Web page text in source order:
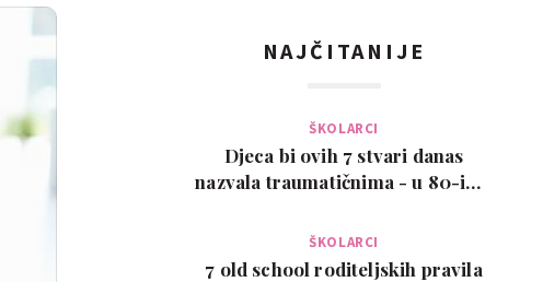
NAJČITANIJE
ŠKOLARCI
Djeca bi ovih 7 stvari danas
nazvala traumatičnima - u 80-ima
ŠKOLARCI
7 old school roditeljskih pravila